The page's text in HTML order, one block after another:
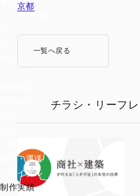
物流・運送
ブライダル
制作実績
京都
一覧へ戻る
チラシ・リーフ